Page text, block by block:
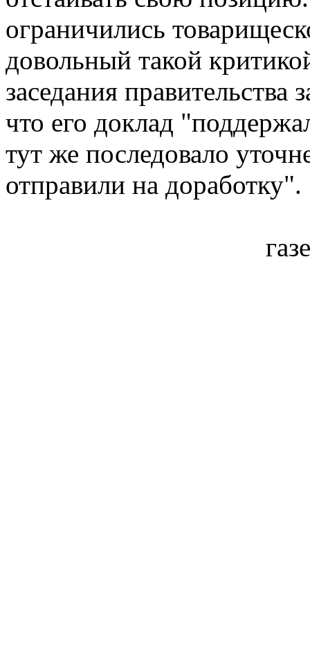
ограничились
довольный такой
заседания правительства
что его доклад
тут же последовало
отправили на доработку".